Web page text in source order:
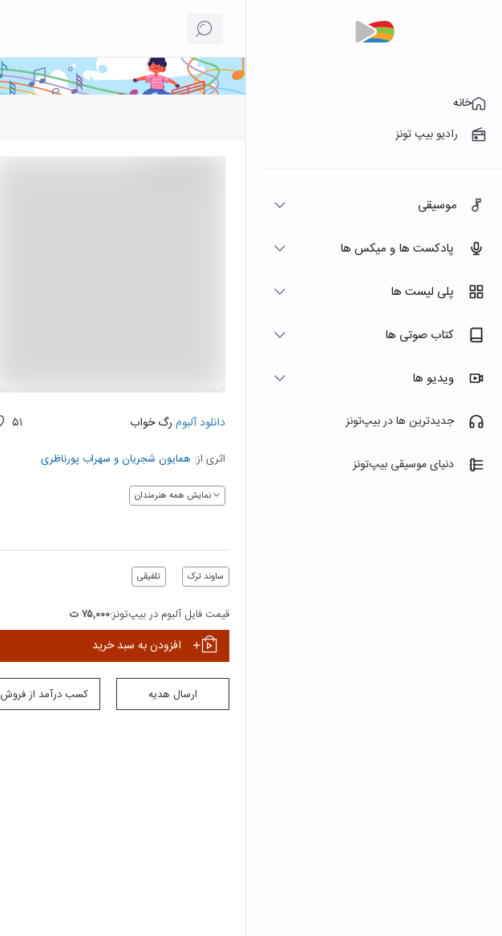
خانه
رادیو بیپ تونز
موسیقی
پادکست ها و میکس ها
پلی لیست ها
کتاب صوتی ها
ویدیو ها
جدیدترین ها در بیپ‌تونز
دنیای موسیقی بیپ‌تونز
دانلود آلبوم رگ خواب
اثری از: همایون شجریانو سهراب پورناظری
نمایش همه هنرمندان
۵۱
ساوند ترک تلفیقی
قیمت فایل آلبوم در بیپ‌تونز:۷۵,۰۰۰ ت
افزودن به سبد خرید
ارسال هدیه کسب درآمد از فروش